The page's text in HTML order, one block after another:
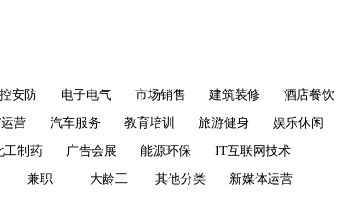
安防 电子电气 市场销售 建筑装修 酒店餐饮
营 汽车服务 教育培训 旅游健身 娱乐休闲
工制药 广告会展 能源环保 IT互联网技术
兼职 大龄工 其他分类 新媒体运营